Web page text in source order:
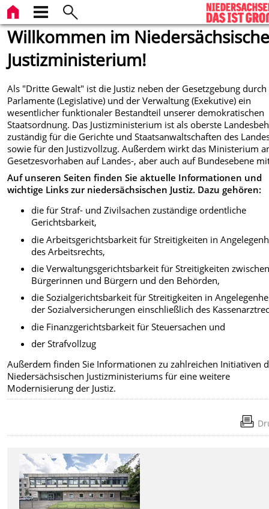
Willkommen im
Justizministerium!
Als "Dritte Gewalt" ist die Justiz neben der Gesetzgebung
Parlamente (Legislative) und der Verwaltung (Exekutive) ein
wesentlicher funktionaler Bestandteil unserer demokratischen
Staatsordnung. Das Justizministerium ist als oberste
zuständig für die Gerichte und Staatsanwaltschaften des
sowie für den Justizvollzug. Außerdem wirkt das Ministerium
Gesetzesvorhaben auf Landes-, aber auch auf Bundesebene
Auf unseren Seiten finden Sie aktuelle Informationen und
wichtige Links zur niedersächsischen Justiz. Dazu gehören:
die für Straf- und Zivilsachen zuständige ordentliche
Gerichtsbarkeit,
die Arbeitsgerichtsbarkeit für Streitigkeiten in
des Arbeitsrechts,
die Verwaltungsgerichtsbarkeit für Streitigkeiten
Bürgerinnen und Bürgern und den Behörden,
die Sozialgerichtsbarkeit für Streitigkeiten in
der Sozialversicherungen einschließlich des
die Finanzgerichtsbarkeit für Steuersachen und
der Strafvollzug
Außerdem finden Sie Informationen zu zahlreichen Initiativen
Niedersächsischen Justizministeriums für eine weitere
Modernisierung der Justiz.